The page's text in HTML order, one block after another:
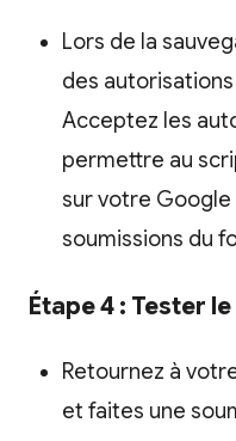
Lors de la
des
Acceptez les
permettre au
sur votre
soumissions du
Étape 4 : Tester
Retournez à
et faites une